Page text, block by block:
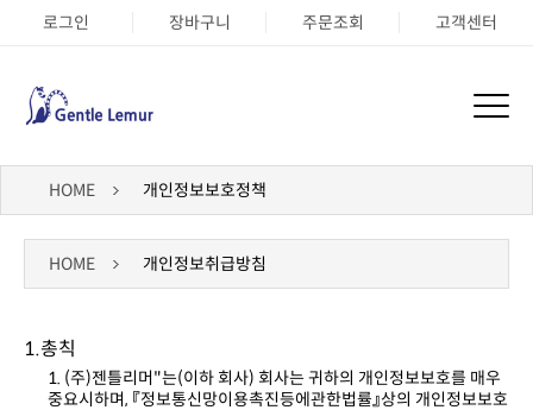
로그인 장바구니 주문조회 고객센터
HOME 개인정보보호정책
HOME 개인정보취급방침
1.총칙